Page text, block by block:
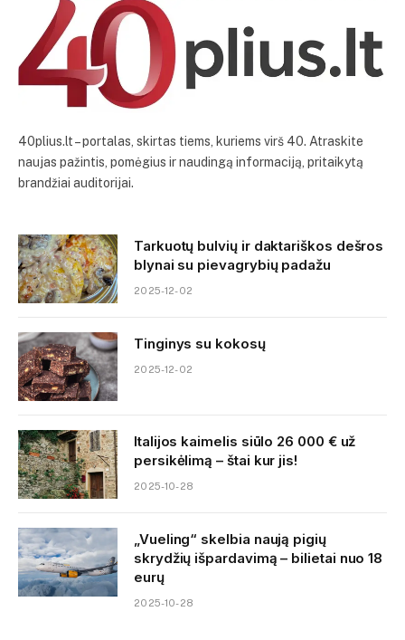
40plius.lt – portalas, skirtas tiems, kuriems virš 40. Atraskite
naujas pažintis, pomėgius ir naudingą informaciją, pritaikytą
brandžiai auditorijai.
Tarkuotų bulvių ir daktariškos dešros
blynai su pievagrybių padažu
2025-12-02
Tinginys su kokosų
2025-12-02
Italijos kaimelis siūlo 26 000 € už
persikėlimą – štai kur jis!
2025-10-28
„Vueling“ skelbia naują pigių
skrydžių išpardavimą – bilietai nuo 18
eurų
2025-10-28